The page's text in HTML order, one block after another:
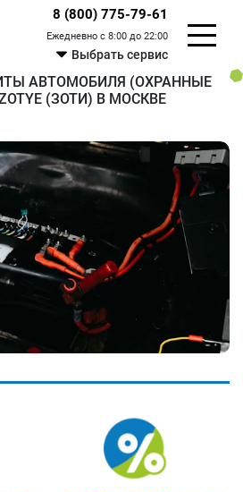
8 (800) 775-79-61
Ежедневно с 8:00 до 22:00
Выбрать сервис
АВТОМОБИЛЯ (ОХРАННЫЕ
(ЗОТИ) В МОСКВЕ